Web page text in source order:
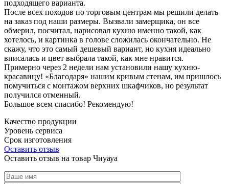
подходящего варианта.
После всех походов по торговым центрам мы решили делать
на заказ под наши размеры. Вызвали замерщика, он все
обмерил, посчитал, нарисовал кухню именно такой, как
хотелось, и картинка в голове сложилась окончательно. Не
скажу, что это самый дешевый вариант, но кухня идеально
вписалась и цвет выбрала такой, как мне нравится.
Примерно через 2 недели нам установили нашу кухню-
красавицу! «Благодаря» нашим кривым стенам, им пришлось
помучиться с монтажом верхних шкафчиков, но результат
получился отменный.
Большое всем спасибо! Рекомендую!
Качество продукции
Уровень сервиса
Срок изготовления
Оставить отзыв
Оставить отзыв на товар Чиуауа